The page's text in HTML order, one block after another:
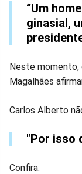
“Um
ginasial,
Neste momento,
Magalhães
Carlos Alberto
"Por isso
Confira: